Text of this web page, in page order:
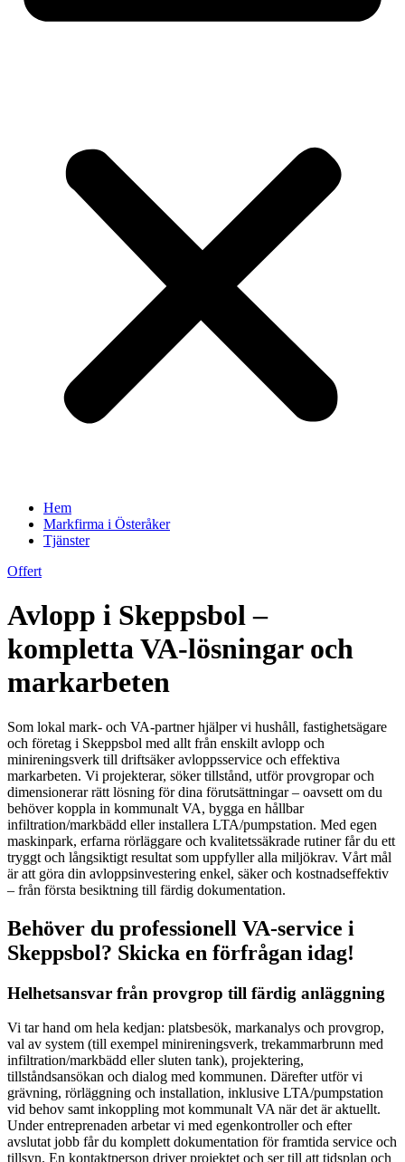
Hem
Markfirma i Österåker
Tjänster
Offert
Avlopp i Skeppsbol –
kompletta VA-lösningar och
markarbeten
Som lokal mark- och VA-partner hjälper vi hushåll, fastighetsägare
och företag i Skeppsbol med allt från enskilt avlopp och
minireningsverk till driftsäker avloppsservice och effektiva
markarbeten. Vi projekterar, söker tillstånd, utför provgropar och
dimensionerar rätt lösning för dina förutsättningar – oavsett om du
behöver koppla in kommunalt VA, bygga en hållbar
infiltration/markbädd eller installera LTA/pumpstation. Med egen
maskinpark, erfarna rörläggare och kvalitetssäkrade rutiner får du ett
tryggt och långsiktigt resultat som uppfyller alla miljökrav. Vårt mål
är att göra din avloppsinvestering enkel, säker och kostnadseffektiv
– från första besiktning till färdig dokumentation.
Behöver du professionell VA-service i
Skeppsbol? Skicka en förfrågan idag!
Helhetsansvar från provgrop till färdig anläggning
Vi tar hand om hela kedjan: platsbesök, markanalys och provgrop,
val av system (till exempel minireningsverk, trekammarbrunn med
infiltration/markbädd eller sluten tank), projektering,
tillståndsansökan och dialog med kommunen. Därefter utför vi
grävning, rörläggning och installation, inklusive LTA/pumpstation
vid behov samt inkoppling mot kommunalt VA när det är aktuellt.
Under entreprenaden arbetar vi med egenkontroller och efter
avslutat jobb får du komplett dokumentation för framtida service och
tillsyn. En kontaktperson driver projektet och ser till att tidsplan och